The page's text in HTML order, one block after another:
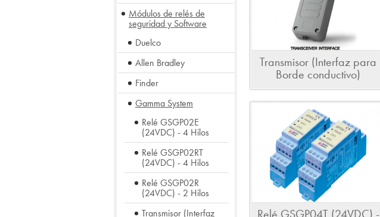
Módulos de relés de
seguridad y Software
Duelco
Allen Bradley
Finder
Gamma System
Relé GSGP02E
(24VDC) - 4 Hilos
Relé GSGP02RT
(24VDC) - 4 Hilos
Relé GSGP02R
(24VDC) - 2 Hilos
Transmisor (Interfaz
Transmisor (Interfaz para
Borde conductivo)